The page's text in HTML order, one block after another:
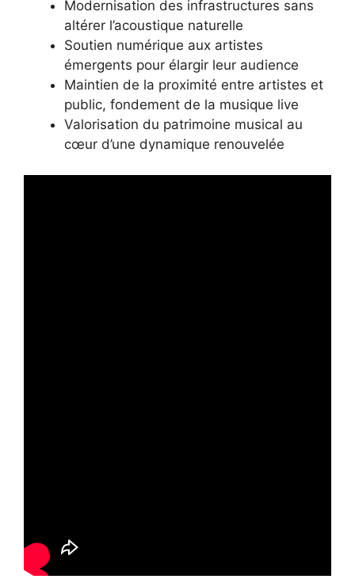
Modernisation des infrastructures sans
altérer l’acoustique naturelle
Soutien numérique aux artistes
émergents pour élargir leur audience
Maintien de la proximité entre artistes et
public, fondement de la musique live
Valorisation du patrimoine musical au
cœur d’une dynamique renouvelée